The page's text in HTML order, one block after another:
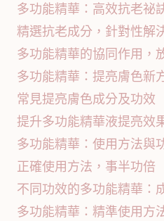
多功能精華：高效抗老祕
精選抗老成分，針對性解
多功能精華的協同作用，
多功能精華：提亮膚色新
常見提亮膚色成分及功效
提升多功能精華液提亮效
多功能精華：使用方法與
正確使用方法，事半功倍
不同功效的多功能精華：
多功能精華：精準使用方